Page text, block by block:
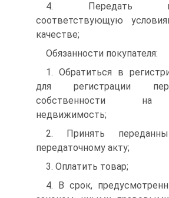
4. Передать
соответствующую
качестве;
Обязанности покупателя:
1. Обратиться в
для регистрации
собственности на
недвижимость;
2. Принять
передаточному акту;
3. Оплатить товар;
4. В срок,